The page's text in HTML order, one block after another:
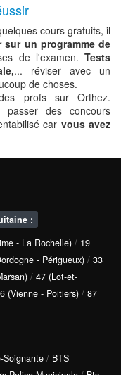
cours gratuits, il
un programme de
de l'examen. Tests
... réviser avec un
de choses.
profs sur Orthez.
passer des concours
car vous avez
:
- La Rochelle) / 19
- Périgueux) / 33
/ 47 (Lot-et-
(Vienne - Poitiers) / 87
Soignante / BTS